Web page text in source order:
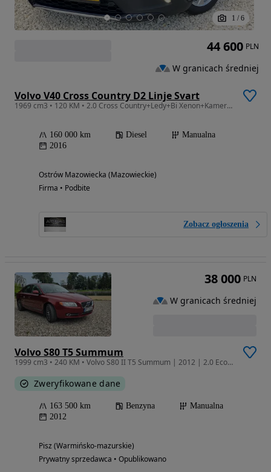
1 / 6
Volvo V40 Cross Country D2 Linje Svart
1969 cm3 • 120 KM • 2.0 Cross Country+Ledy+Bi Xenon+Kamera+Licznik digital+Asystent+
160 000 km Diesel
Manualna
2016
Ostrów Mazowiecka (Mazowieckie)
Firma • Podbite
Zobacz ogłoszenia
44 600 PLN
W granicach średniej
Volvo S80 T5 Summum
1999 cm3 • 240 KM • Volvo S80 II T5 Summum | 2012 | 2.0 EcoBoost 241 KM | Manual | 163 XXX
Zweryfikowane dane
163 500 km Benzyna
Manualna
2012
Pisz (Warmińsko-mazurskie)
Prywatny sprzedawca • Opublikowano
38 000 PLN
W granicach średniej